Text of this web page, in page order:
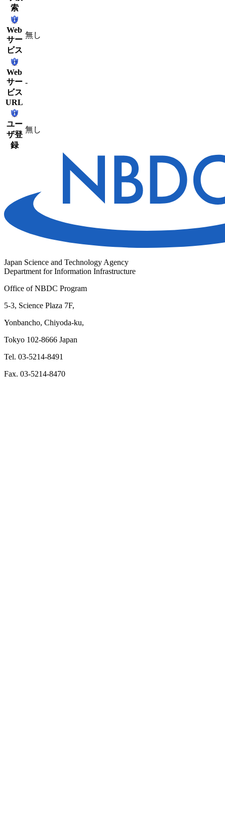
索
Web
サー
ビス
無し
Web
サー
ビス
URL
-
ユー
ザ登
録
無し
Japan Science and Technology Agency
Department for Information Infrastructure
Office of NBDC Program
5-3, Science Plaza 7F,
Yonbancho, Chiyoda-ku,
Tokyo 102-8666 Japan
Tel. 03-5214-8491
Fax. 03-5214-8470